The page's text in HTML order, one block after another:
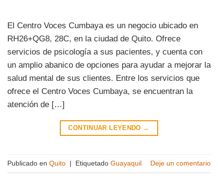
El Centro Voces Cumbaya es un negocio ubicado en
RH26+QG8, 28C, en la ciudad de Quito. Ofrece
servicios de psicología a sus pacientes, y cuenta con
un amplio abanico de opciones para ayudar a mejorar la
salud mental de sus clientes. Entre los servicios que
ofrece el Centro Voces Cumbaya, se encuentran la
atención de […]
CONTINUAR LEYENDO →
Publicado en Quito Etiquetado Guayaquil Deje un comentario